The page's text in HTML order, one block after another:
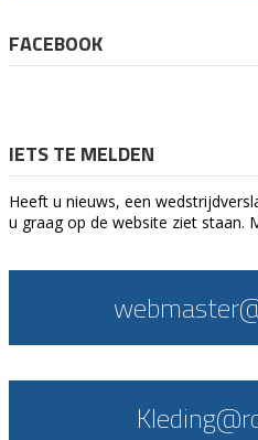
FACEBOOK
IETS TE MELDEN
Heeft u nieuws, een
u graag op de website ziet staan.